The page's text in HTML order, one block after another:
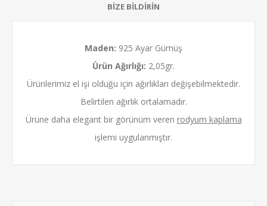
BİZE BİLDİRİN
Maden: 925 Ayar Gümüş
Ürün Ağırlığı: 2,05gr.
Ürünlerimiz el işi olduğu için ağırlıkları değişebilmektedir.
Belirtilen ağırlık ortalamadır.
Ürüne daha elegant bir görünüm veren rodyum kaplama
işlemi uygulanmıştır.